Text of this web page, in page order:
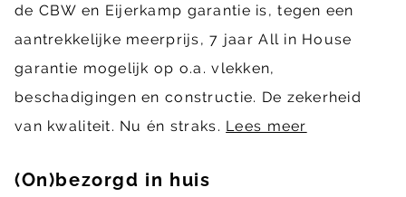
de CBW en Eijerkamp garantie is, tegen een
aantrekkelijke meerprijs, 7 jaar All in House
garantie mogelijk op o.a. vlekken,
beschadigingen en constructie. De zekerheid
van kwaliteit. Nu én straks. Lees meer
(On)bezorgd in huis